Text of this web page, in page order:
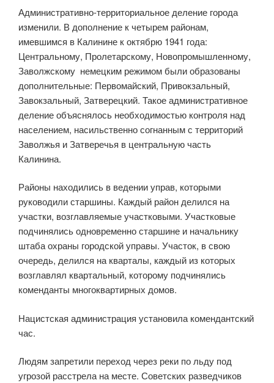
Административно-территориальное деление города
изменили. В дополнение к четырем районам,
имевшимся в Калинине к октябрю 1941 года:
Центральному, Пролетарскому, Новопромышленному,
Заволжскому немецким режимом были образованы
дополнительные: Первомайский, Привокзальный,
Завокзальный, Затверецкий. Такое административное
деление объяснялось необходимостью контроля над
населением, насильственно согнанным с территорий
Заволжья и Затверечья в центральную часть
Калинина.
Районы находились в ведении управ, которыми
руководили старшины. Каждый район делился на
участки, возглавляемые участковыми. Участковые
подчинялись одновременно старшине и начальнику
штаба охраны городской управы. Участок, в свою
очередь, делился на кварталы, каждый из которых
возглавлял квартальный, которому подчинялись
коменданты многоквартирных домов.
Нацистская администрация установила комендантский
час.
Людям запретили переход через реки по льду под
угрозой расстрела на месте. Советских разведчиков